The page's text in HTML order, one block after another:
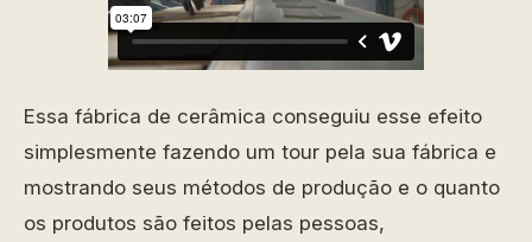
Essa fábrica de cerâmica conseguiu esse efeito
simplesmente fazendo um tour pela sua fábrica e
mostrando seus métodos de produção e o quanto
os produtos são feitos pelas pessoas,